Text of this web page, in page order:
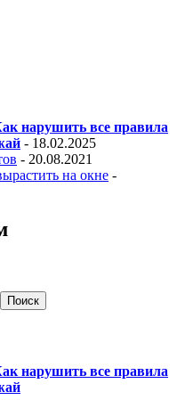
нарушить все правила
- 18.02.2025
- 20.08.2021
на окне -
Поиск
нарушить все правила